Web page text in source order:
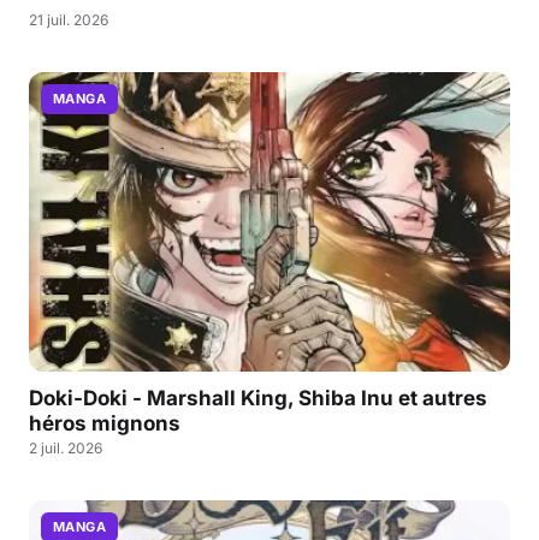
21 juil. 2026
MANGA
Doki-Doki - Marshall King, Shiba Inu et autres
héros mignons
2 juil. 2026
MANGA